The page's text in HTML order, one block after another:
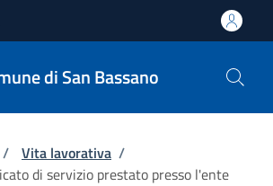
di San Bassano
pane
/ Vita lavorativa /
di servizio prestato presso l'ente